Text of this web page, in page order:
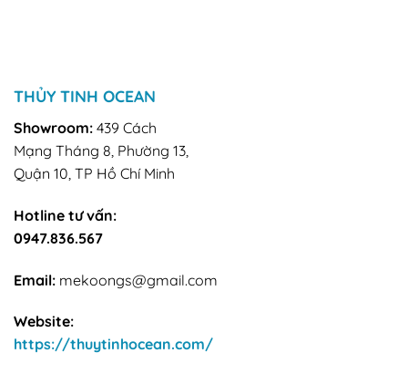
THỦY TINH OCEAN
Showroom: 439 Cách
Mạng Tháng 8, Phường 13,
Quận 10, TP Hồ Chí Minh
Hotline tư vấn:
0947.836.567
Email: mekoongs@gmail.com
Website:
https://thuytinhocean.com/